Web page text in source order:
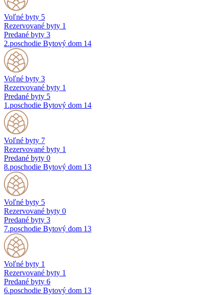
Voľné byty 5
Rezervované byty 1
Predané byty 3
2.poschodie Bytový dom 14
Voľné byty 3
Rezervované byty 1
Predané byty 5
1.poschodie Bytový dom 14
Voľné byty 7
Rezervované byty 1
Predané byty 0
8.poschodie Bytový dom 13
Voľné byty 5
Rezervované byty 0
Predané byty 3
7.poschodie Bytový dom 13
Voľné byty 1
Rezervované byty 1
Predané byty 6
6.poschodie Bytový dom 13